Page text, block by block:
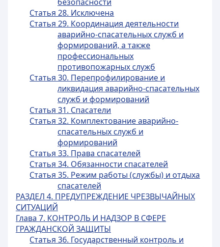
Статья 28. Исключена
Статья 29. Координация деятельности
аварийно-спасательных служб и
формирований, а также
профессиональных
противопожарных служб
Статья 30. Перепрофилирование и
ликвидация аварийно-спасательных
служб и формирований
Статья 31. Спасатели
Статья 32. Комплектование аварийно-
спасательных служб и
формирований
Статья 33. Права спасателей
Статья 34. Обязанности спасателей
Статья 35. Режим работы (службы) и отдыха
спасателей
РАЗДЕЛ 4. ПРЕДУПРЕЖДЕНИЕ ЧРЕЗВЫЧАЙНЫХ
СИТУАЦИЙ
Глава 7. КОНТРОЛЬ И НАДЗОР В СФЕРЕ
ГРАЖДАНСКОЙ ЗАЩИТЫ
Статья 36. Государственный контроль и